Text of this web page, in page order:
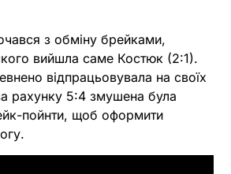
з обміну брейками,
вийшла саме Костюк (2:1).
відпрацьовувала на своїх
рахунку 5:4 змушена була
пойнти, щоб оформити